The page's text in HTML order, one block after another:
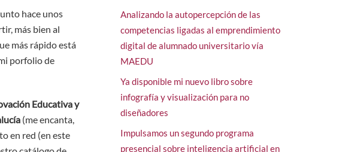
hace unos
más bien al
más rápido está
porfolio de
Educativa y
(me encanta,
en red (en este
Analizando la autopercepción de las
competencias ligadas al emprendimiento
digital de alumnado universitario vía
MAEDU
Ya disponible mi nuevo libro sobre
infografía y visualización para no
diseñadores
Impulsamos un segundo programa
presencial sobre inteligencia artificial en